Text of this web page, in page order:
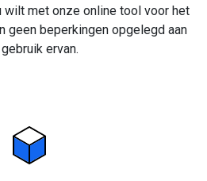
wilt met onze online tool voor het
geen beperkingen opgelegd aan
ervan.